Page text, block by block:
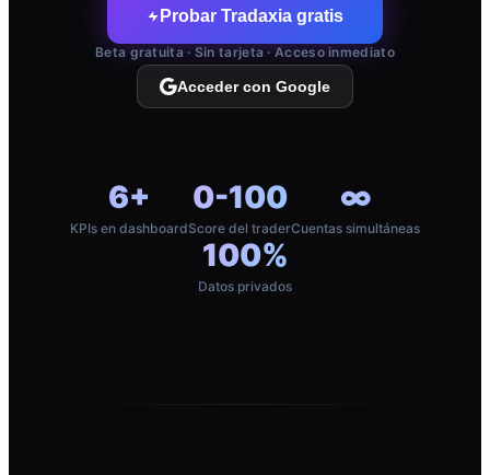
Probar Tradaxia gratis
Beta gratuita · Sin tarjeta · Acceso inmediato
Acceder con Google
6+
KPIs en dashboard
0-100
Score del trader
∞
Cuentas simultáneas
100%
Datos privados